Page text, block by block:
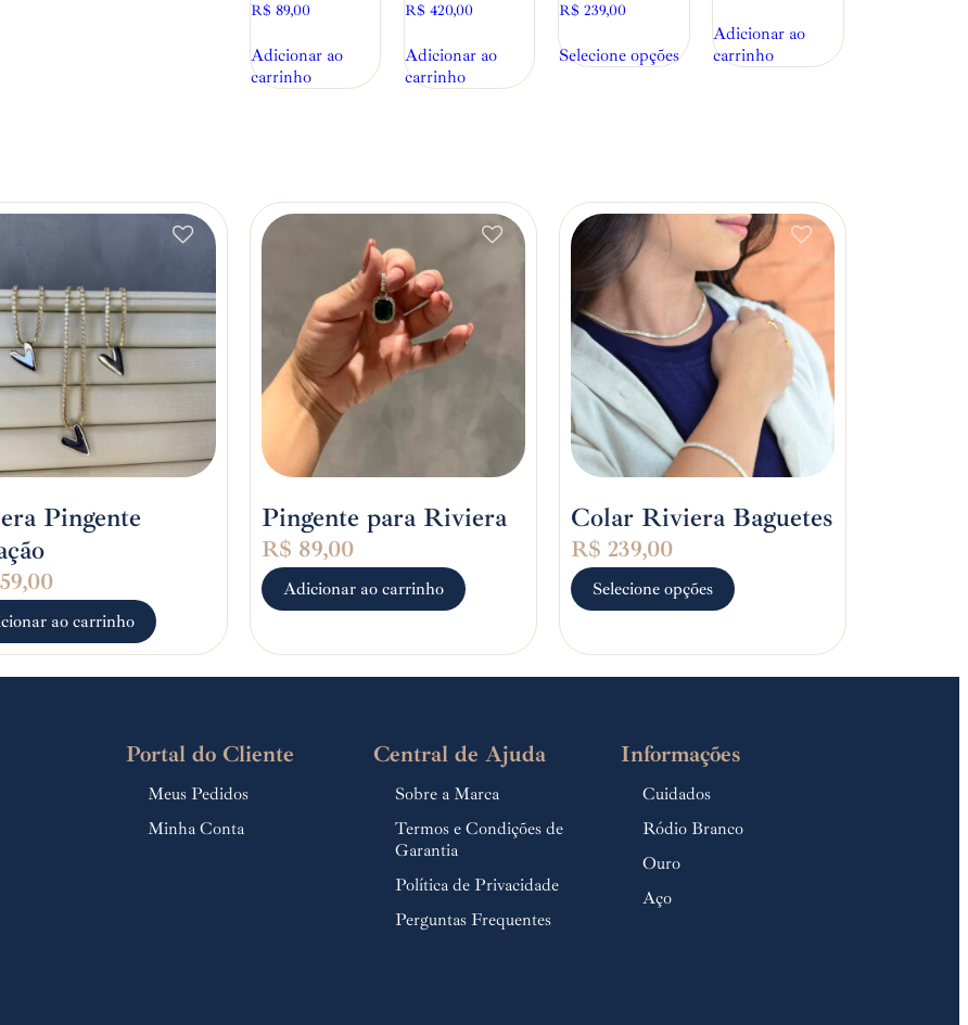
R$ 89,00
Adicionar ao
carrinho
R$ 420,00
Adicionar ao
carrinho
R$ 239,00
Selecione opções
Adicionar ao
carrinho
Pingente
ao carrinho
Pingente para Riviera
R$ 89,00
Adicionar ao carrinho
Colar Riviera Baguetes
R$ 239,00
Selecione opções
Portal do Cliente
Meus Pedidos
Minha Conta
Central de Ajuda
Sobre a Marca
Termos e Condições de
Garantia
Política de Privacidade
Perguntas Frequentes
Informações
Cuidados
Ródio Branco
Ouro
Aço